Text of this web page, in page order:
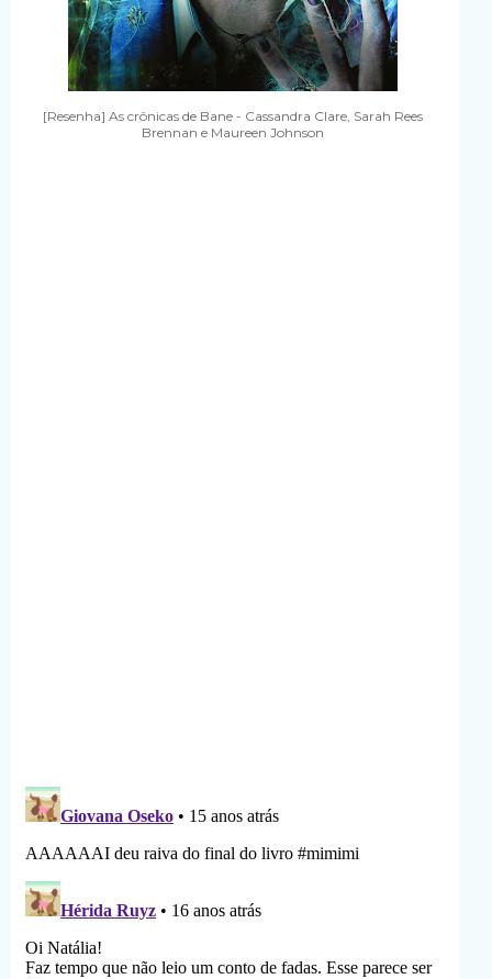
[Resenha] As crônicas de Bane - Cassandra Clare, Sarah Rees
Brennan e Maureen Johnson